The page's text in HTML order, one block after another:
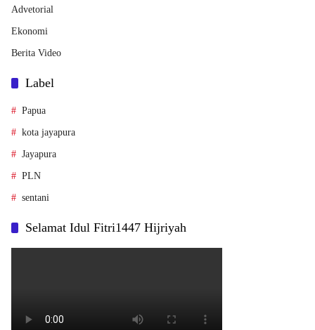
Advetorial
Ekonomi
Berita Video
Label
Papua
kota jayapura
Jayapura
PLN
sentani
Selamat Idul Fitri1447 Hijriyah